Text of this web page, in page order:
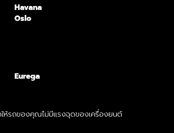
Havana
Oslo
Eurega
ให้รถของคุณไม่มีแรงฉุดของเครื่องยนต์